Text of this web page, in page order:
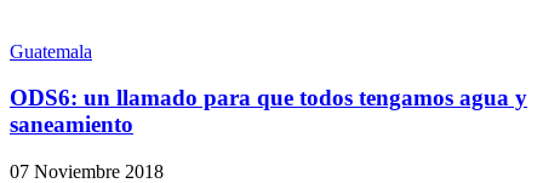
Guatemala
ODS6: un llamado para que todos tengamos agua y
saneamiento
07 Noviembre 2018